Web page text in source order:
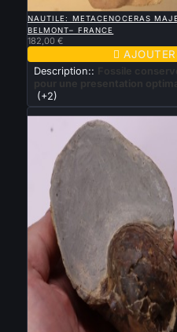
APERÇU RAPIDE
NAUTILE: METACENOCERAS
BELMONT– FRANCE
182,00 €

Description::
Fossile
pour une presentation
(+2)
Nouveau